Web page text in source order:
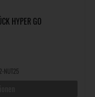
HYPER GO
NUT25